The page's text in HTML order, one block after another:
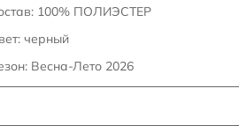
100% ПОЛИЭСТЕР
черный
Весна-Лето 2026